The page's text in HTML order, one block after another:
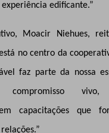
edificante.”
Moacir Niehues,
no centro da
faz parte da nossa
vivo,
capacitações que